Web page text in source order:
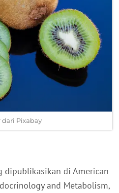
dari Pixabay
dipublikasikan di American
and Metabolism,